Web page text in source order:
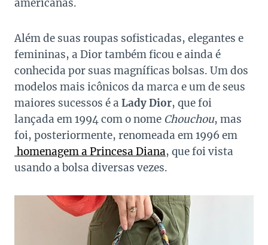
americanas.
Além de suas roupas sofisticadas, elegantes e
femininas, a Dior também ficou e ainda é
conhecida por suas magníficas bolsas. Um dos
modelos mais icônicos da marca e um de seus
maiores sucessos é a Lady Dior, que foi
lançada em 1994 com o nome Chouchou, mas
foi, posteriormente, renomeada em 1996 em
homenagem a Princesa Diana, que foi vista
usando a bolsa diversas vezes.